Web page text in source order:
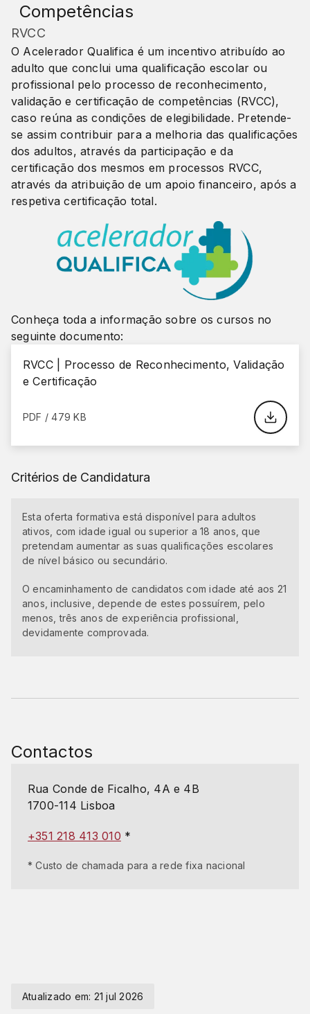
Competências
RVCC
O Acelerador Qualifica é um incentivo atribuído ao
adulto que conclui uma qualificação escolar ou
profissional pelo processo de reconhecimento,
validação e certificação de competências (RVCC),
caso reúna as condições de elegibilidade. Pretende-
se assim contribuir para a melhoria das qualificações
dos adultos, através da participação e da
certificação dos mesmos em processos RVCC,
através da atribuição de um apoio financeiro, após a
respetiva certificação total.
Conheça toda a informação sobre os cursos no
seguinte documento:
RVCC | Processo de Reconhecimento, Validação
e Certificação
PDF / 479 KB
Critérios de Candidatura
Esta oferta formativa está disponível para adultos
ativos, com idade igual ou superior a 18 anos, que
pretendam aumentar as suas qualificações escolares
de nível básico ou secundário.
O encaminhamento de candidatos com idade até aos 21
anos, inclusive, depende de estes possuírem, pelo
menos, três anos de experiência profissional,
devidamente comprovada.
Contactos
Rua Conde de Ficalho, 4A e 4B
1700-114 Lisboa
+351 218 413 010 *
* Custo de chamada para a rede fixa nacional
Atualizado em: 21 jul 2026